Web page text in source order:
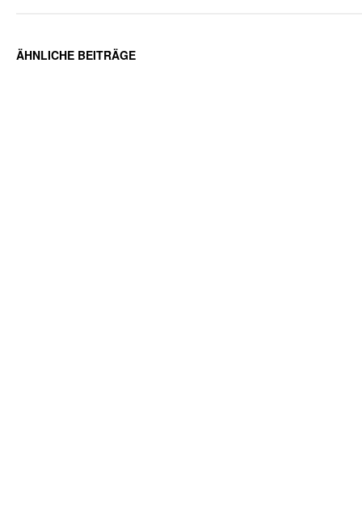
ÄHNLICHE BEITRÄGE